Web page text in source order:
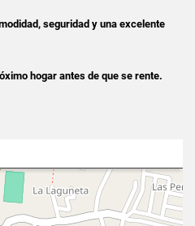
seguridad y una excelente
hogar antes de que se rente.